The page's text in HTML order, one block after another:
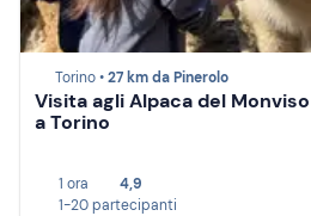
Torino •27 km da Pinerolo
Visita agli Alpaca del
a Torino
1 ora
4,9
1-20 partecipanti